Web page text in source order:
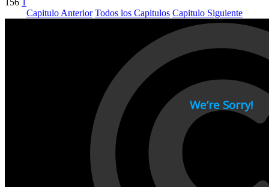
Capitulo Anterior Todos los Capitulos Capitulo Siguiente